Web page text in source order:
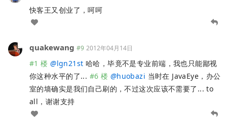
快客王又创业了，呵呵
quakewang #9 2012年04月14日
#1 楼 @lgn21st 哈哈，毕竟不是专业前端，我也只能鄙视
你这种水平的了... #6 楼 @huobazi 当时在 JavaEye，办公
室的墙确实是我们自己刷的，不过这次应该不需要了... to
all，谢谢支持